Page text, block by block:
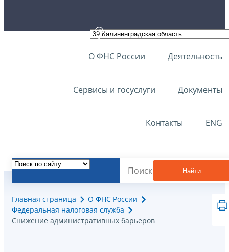
О ФНС России Деятельность
Сервисы и госуслуги Документы
Контакты ENG
Найти
Главная страница
О ФНС России
Федеральная налоговая служба
Снижение административных барьеров